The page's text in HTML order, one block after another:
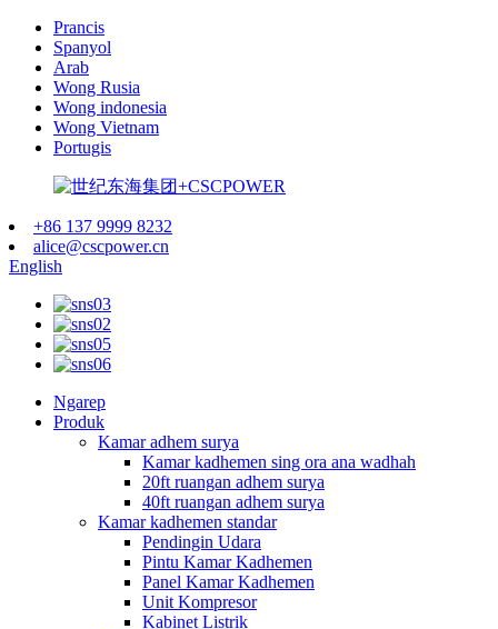
Prancis
Spanyol
Arab
Wong Rusia
Wong indonesia
Wong Vietnam
Portugis
+86 137 9999 8232
alice@cscpower.cn
English
Ngarep
Produk
Kamar adhem surya
Kamar kadhemen sing ora ana wadhah
20ft ruangan adhem surya
40ft ruangan adhem surya
Kamar kadhemen standar
Pendingin Udara
Pintu Kamar Kadhemen
Panel Kamar Kadhemen
Unit Kompresor
Kabinet Listrik